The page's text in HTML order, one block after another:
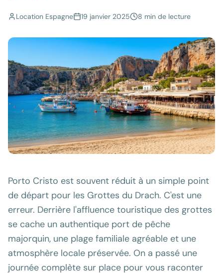
Location Espagne 19 janvier 2025 8 min de lecture
Porto Cristo est souvent réduit à un simple point
de départ pour les Grottes du Drach. C'est une
erreur. Derrière l'affluence touristique des grottes
se cache un authentique port de pêche
majorquin, une plage familiale agréable et une
atmosphère locale préservée. On a passé une
journée complète sur place pour vous raconter